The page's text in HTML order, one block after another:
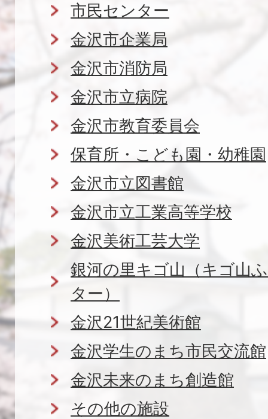
施
設
Facilities
in
Kanazawa
City
市民センター
金沢市企業局
金沢市消防局
金沢市立病院
金沢市教育委員会
保育所・こども園・幼稚園
金沢市立図書館
金沢市立工業高等学校
金沢美術工芸大学
銀河の里キゴ山（キゴ山
ター）
金沢21世紀美術館
金沢学生のまち市民交流館
金沢未来のまち創造館
その他の施設